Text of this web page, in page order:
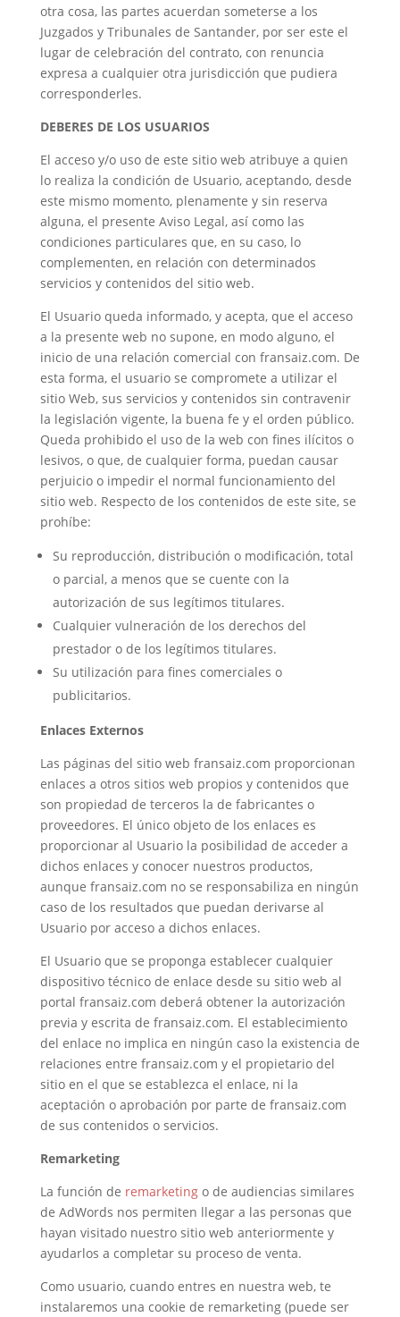
otra cosa, las partes acuerdan someterse a los
Juzgados y Tribunales de Santander, por ser este el
lugar de celebración del contrato, con renuncia
expresa a cualquier otra jurisdicción que pudiera
corresponderles.
DEBERES DE LOS USUARIOS
El acceso y/o uso de este sitio web atribuye a quien
lo realiza la condición de Usuario, aceptando, desde
este mismo momento, plenamente y sin reserva
alguna, el presente Aviso Legal, así como las
condiciones particulares que, en su caso, lo
complementen, en relación con determinados
servicios y contenidos del sitio web.
El Usuario queda informado, y acepta, que el acceso
a la presente web no supone, en modo alguno, el
inicio de una relación comercial con fransaiz.com. De
esta forma, el usuario se compromete a utilizar el
sitio Web, sus servicios y contenidos sin contravenir
la legislación vigente, la buena fe y el orden público.
Queda prohibido el uso de la web con fines ilícitos o
lesivos, o que, de cualquier forma, puedan causar
perjuicio o impedir el normal funcionamiento del
sitio web. Respecto de los contenidos de este site, se
prohíbe:
Su reproducción, distribución o modificación, total
o parcial, a menos que se cuente con la
autorización de sus legítimos titulares.
Cualquier vulneración de los derechos del
prestador o de los legítimos titulares.
Su utilización para fines comerciales o
publicitarios.
Enlaces Externos
Las páginas del sitio web fransaiz.com proporcionan
enlaces a otros sitios web propios y contenidos que
son propiedad de terceros la de fabricantes o
proveedores. El único objeto de los enlaces es
proporcionar al Usuario la posibilidad de acceder a
dichos enlaces y conocer nuestros productos,
aunque fransaiz.com no se responsabiliza en ningún
caso de los resultados que puedan derivarse al
Usuario por acceso a dichos enlaces.
El Usuario que se proponga establecer cualquier
dispositivo técnico de enlace desde su sitio web al
portal fransaiz.com deberá obtener la autorización
previa y escrita de fransaiz.com. El establecimiento
del enlace no implica en ningún caso la existencia de
relaciones entre fransaiz.com y el propietario del
sitio en el que se establezca el enlace, ni la
aceptación o aprobación por parte de fransaiz.com
de sus contenidos o servicios.
Remarketing
La función de remarketingo de audiencias similares
de AdWords nos permiten llegar a las personas que
hayan visitado nuestro sitio web anteriormente y
ayudarlos a completar su proceso de venta.
Como usuario, cuando entres en nuestra web, te
instalaremos una cookie de remarketing (puede ser